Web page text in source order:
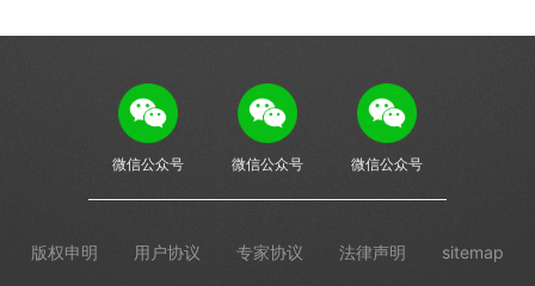
微信公众号 微信公众号 微信公众号
版权申明 用户协议 专家协议 法律声明 sitemap